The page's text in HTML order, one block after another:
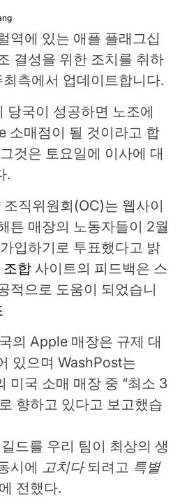
역에 있는 애플 플래그십
결성을 위한 조치를 취하
최측에서 업데이트합니다.
당국이 성공하면 노조에
소매점이 될 것이라고 합
그것은 토요일에 이사에 대
.
조직위원회(OC)는 웹사이
튼 매장의 노동자들이 2월
입하기로 투표했다고 밝
조합 사이트의 피드백은 스
적으로 도움이 되었습니
의 Apple 매장은 규제 대
있으며 WashPost는
미국 소매 매장 중 “최소 3
향하고 있다고 보고했습
드를 우리 팀이 최상의 생
시에 고치다되려고 특별
전했다.